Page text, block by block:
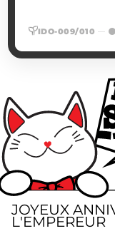
IDO-009/010 —
devenant en
japonais à se
JOYEUX
L'EMPEREUR